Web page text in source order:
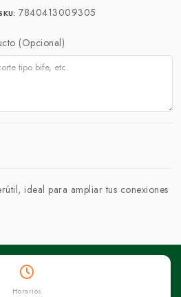
7840413009305
(Opcional)
ideal para ampliar tus conexiones
Horarios